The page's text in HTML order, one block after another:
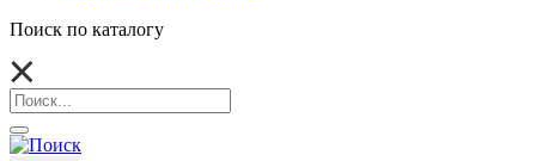
Поиск по каталогу